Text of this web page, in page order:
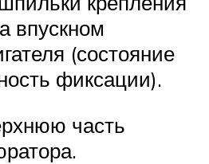
впускном
(состояние
фиксации).
часть